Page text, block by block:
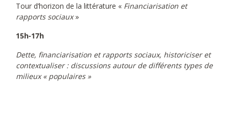
Tour d’horizon de la littérature « Financiarisation et
rapports sociaux»
15h-17h
Dette, financiarisation et rapports sociaux, historiciser et
contextualiser : discussions autour de différents types de
milieux « populaires »